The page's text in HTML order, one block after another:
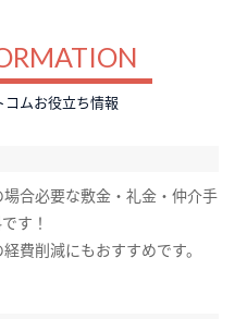
ムお役立ち情報
合必要な敷金・礼金・仲介手
す！
費削減にもおすすめです。